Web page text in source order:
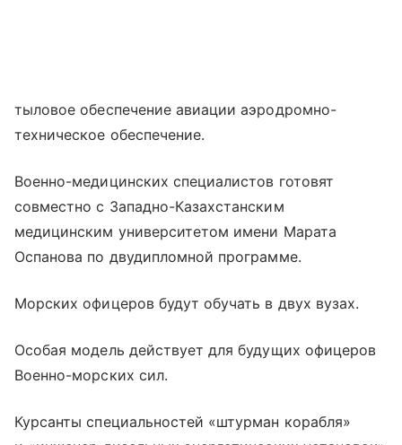
тыловое обеспечение авиации аэродромно-
техническое обеспечение.
Военно-медицинских специалистов готовят
совместно с Западно-Казахстанским
медицинским университетом имени Марата
Оспанова по двудипломной программе.
Морских офицеров будут обучать в двух вузах.
Особая модель действует для будущих офицеров
Военно-морских сил.
Курсанты специальностей «штурман корабля»